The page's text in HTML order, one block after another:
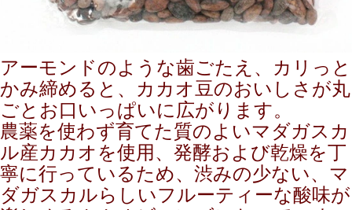
アーモンドのような歯ごたえ、カリっと
かみ締めると、カカオ豆のおいしさが丸
ごとお口いっぱいに広がります。
農薬を使わず育てた質のよいマダガスカ
ル産カカオを使用、発酵および乾燥を丁
寧に行っているため、渋みの少ない、マ
ダガスカルらしいフルーティーな酸味が